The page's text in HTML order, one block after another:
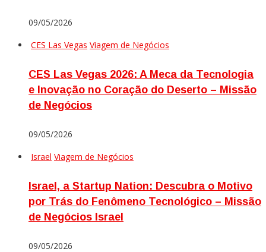
09/05/2026
CES Las Vegas Viagem de Negócios
CES Las Vegas 2026: A Meca da Tecnologia
e Inovação no Coração do Deserto – Missão
de Negócios
09/05/2026
Israel Viagem de Negócios
Israel, a Startup Nation: Descubra o Motivo
por Trás do Fenômeno Tecnológico – Missão
de Negócios Israel
09/05/2026